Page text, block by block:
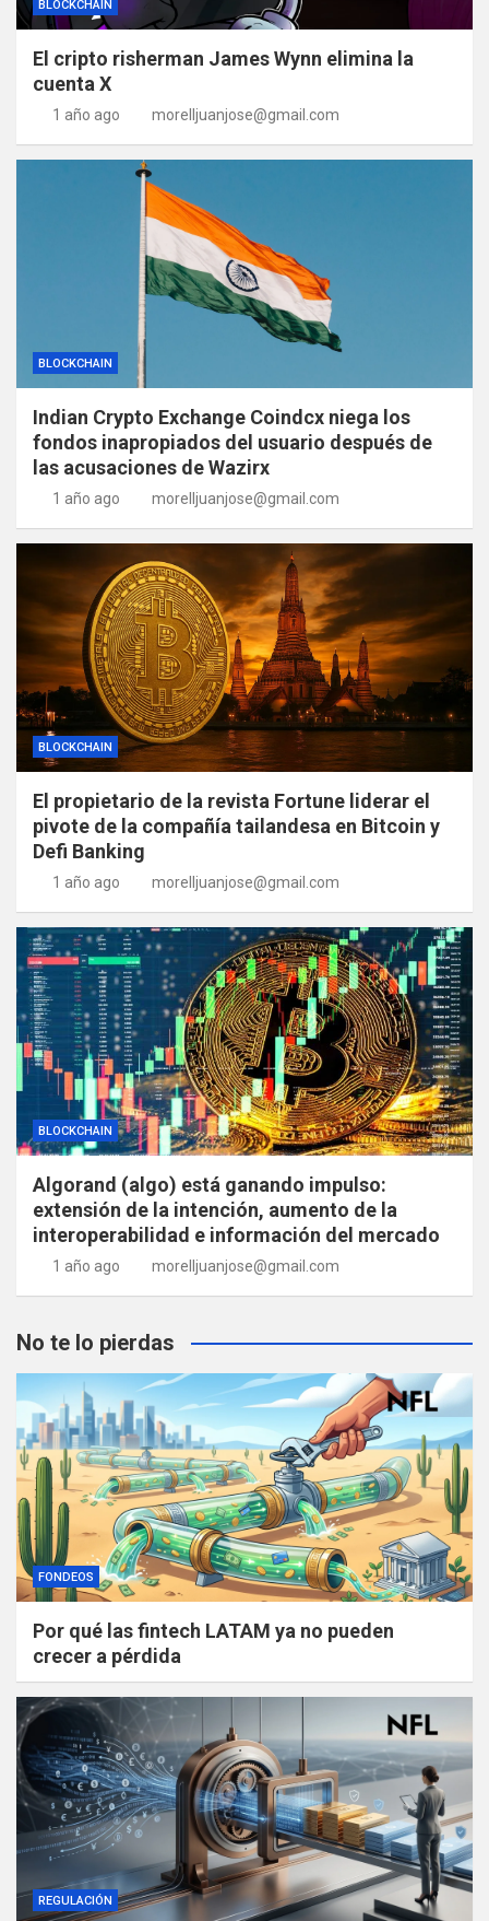
BLOCKCHAIN
El cripto risherman James Wynn elimina la
cuenta X
1 año ago morelljuanjose@gmail.com
BLOCKCHAIN
Indian Crypto Exchange Coindcx niega los
fondos inapropiados del usuario después de
las acusaciones de Wazirx
1 año ago morelljuanjose@gmail.com
BLOCKCHAIN
El propietario de la revista Fortune liderar el
pivote de la compañía tailandesa en Bitcoin y
Defi Banking
1 año ago morelljuanjose@gmail.com
BLOCKCHAIN
Algorand (algo) está ganando impulso:
extensión de la intención, aumento de la
interoperabilidad e información del mercado
1 año ago morelljuanjose@gmail.com
No te lo pierdas
FONDEOS
Por qué las fintech LATAM ya no pueden
crecer a pérdida
REGULACIÓN